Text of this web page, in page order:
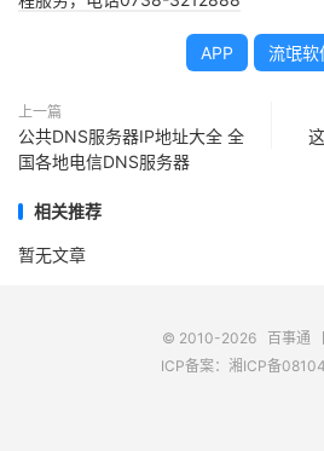
APP 流氓软
上一篇
公共DNS服务器IP地址大全 全
国各地电信DNS服务器
相关推荐
暂无文章
© 2010-2026 百事通
ICP备案： 湘ICP备